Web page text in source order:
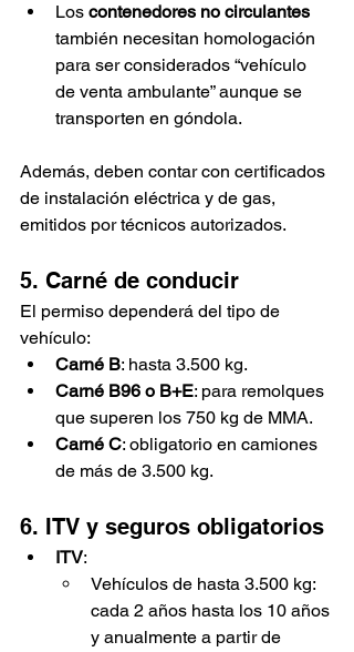
Los contenedores no circulantes
también necesitan homologación
para ser considerados “vehículo
de venta ambulante” aunque se
transporten en góndola.
Además, deben contar con certificados
de instalación eléctrica y de gas,
emitidos por técnicos autorizados.
5. Carné de conducir
El permiso dependerá del tipo de
vehículo:
Carné B: hasta 3.500 kg.
Carné B96 o B+E: para remolques
que superen los 750 kg de MMA.
Carné C: obligatorio en camiones
de más de 3.500 kg.
6. ITV y seguros obligatorios
ITV:
Vehículos de hasta 3.500 kg:
cada 2 años hasta los 10 años
y anualmente a partir de